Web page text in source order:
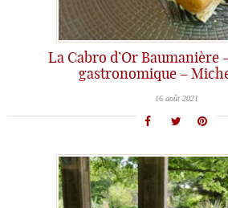
La Cabro d’Or Baumanière
gastronomique –
16 août 2021